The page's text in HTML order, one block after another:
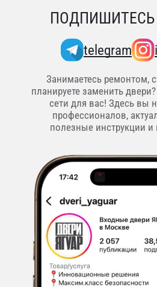
ПОДПИШИТЕСЬ
telegram
Занимаетесь ремонтом,
планируете заменить
сети для вас! Здесь вы
профессионалов,
полезные инструкции и